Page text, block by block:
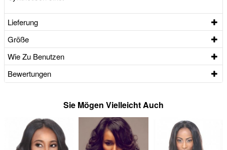
Lieferung
Größe
Wie Zu Benutzen
Bewertungen
Sie Mögen Vielleicht Auch